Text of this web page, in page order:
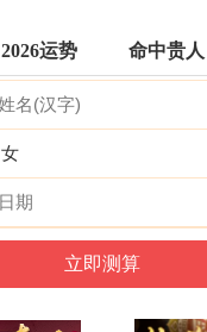
2026运势 命中贵人
女